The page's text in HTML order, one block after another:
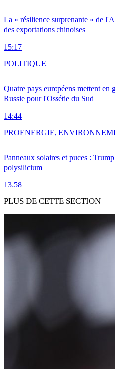
La « résilience surprenante » de
des exportations chinoises
15:17
Quatre pays européens mettent en
Russie pour l'Ossétie du Sud
14:44
POLITIQUE
Panneaux solaires et puces :
polysilicium
13:58
PROENERGIE,
PLUS DE CETTE SECTION